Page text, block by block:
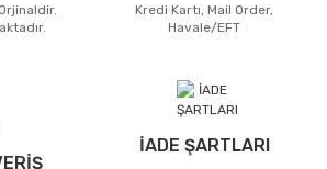
Kredi Kartı, Mail Order,
Havale/EFT
İADE ŞARTLARI